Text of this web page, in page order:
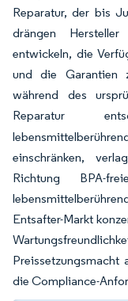
Reparatur, der bis
drängen
entwickeln, die
und die Garantien
während des
Reparatur
einschränken,
Richtung BPA-
Entsafter-Markt
Preissetzungsmacht
die Compliance-